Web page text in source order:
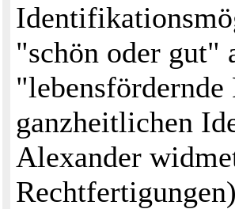
"schön oder gut"
ganzheitlichen
Alexander